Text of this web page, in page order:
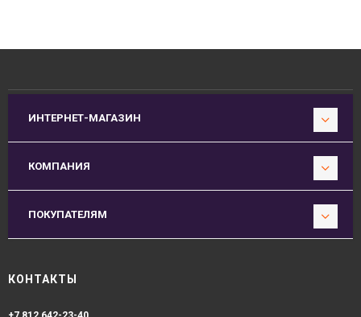
ИНТЕРНЕТ-МАГАЗИН
КОМПАНИЯ
ПОКУПАТЕЛЯМ
КОНТАКТЫ